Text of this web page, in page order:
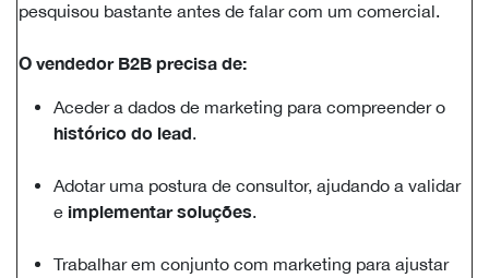
pesquisou bastante antes de falar com um comercial.
O vendedor B2B precisa de:
Aceder a dados de marketing para compreender o
histórico do lead.
​Adotar uma postura de consultor, ajudando a validar
e implementar soluções.
Trabalhar em conjunto com marketing para ajustar